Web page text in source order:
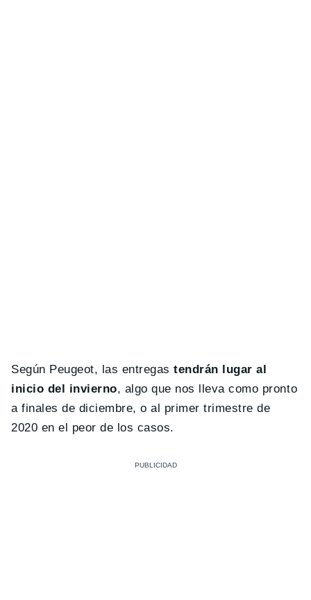
Según Peugeot, las entregastendrán lugar al
inicio del invierno, algo que nos lleva como pronto
a finales de diciembre, o al primer trimestre de
2020 en el peor de los casos.